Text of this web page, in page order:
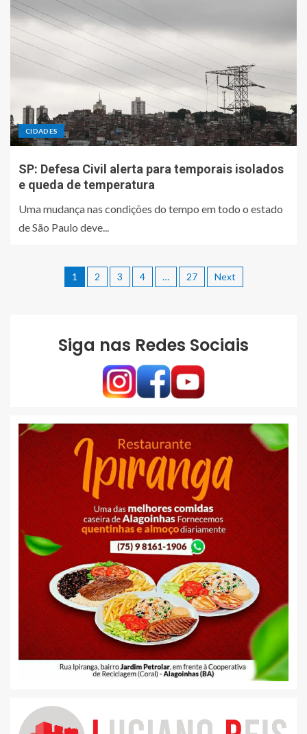
CIDADES
SP: Defesa Civil alerta para temporais isolados
e queda de temperatura
Uma mudança nas condições do tempo em todo o estado
de São Paulo deve...
1 2 3 4 … 27 Next
Siga nas Redes Sociais